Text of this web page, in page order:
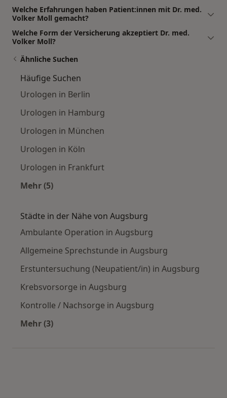
Welche Erfahrungen haben Patient:innen mit Dr. med.
Volker Moll gemacht?
Welche Form der Versicherung akzeptiert Dr. med.
Volker Moll?
Ähnliche Suchen
Häufige Suchen
Urologen in Berlin
Urologen in Hamburg
Urologen in München
Urologen in Köln
Urologen in Frankfurt
Mehr (5)
Städte in der Nähe von Augsburg
Ambulante Operation in Augsburg
Allgemeine Sprechstunde in Augsburg
Erstuntersuchung (Neupatient/in) in Augsburg
Krebsvorsorge in Augsburg
Kontrolle / Nachsorge in Augsburg
Mehr (3)